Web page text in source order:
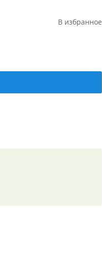
В избранное